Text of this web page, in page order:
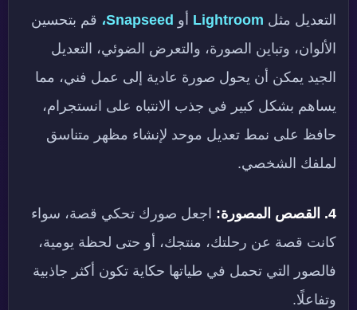
التعديل مثل Lightroom أو Snapseed، قم بتحسين
الألوان، وتباين الصورة، والتعرض الضوئي، التعديل
الجيد يمكن أن يحول صورة عادية إلى عمل فني، مما
يساهم بشكل كبير في جذب الانتباه على انستجرام،
حافظ على نمط تعديل موحد لإنشاء مظهر متناسق
لملفك الشخصي.
4. القصص المصورة:
اجعل صورك تحكي قصة، سواء
كانت قصة عن رحلتك، منتجك، أو حتى لحظة يومية،
فالصور التي تحمل في طياتها حكاية تكون أكثر جاذبية
وتفاعلًا.